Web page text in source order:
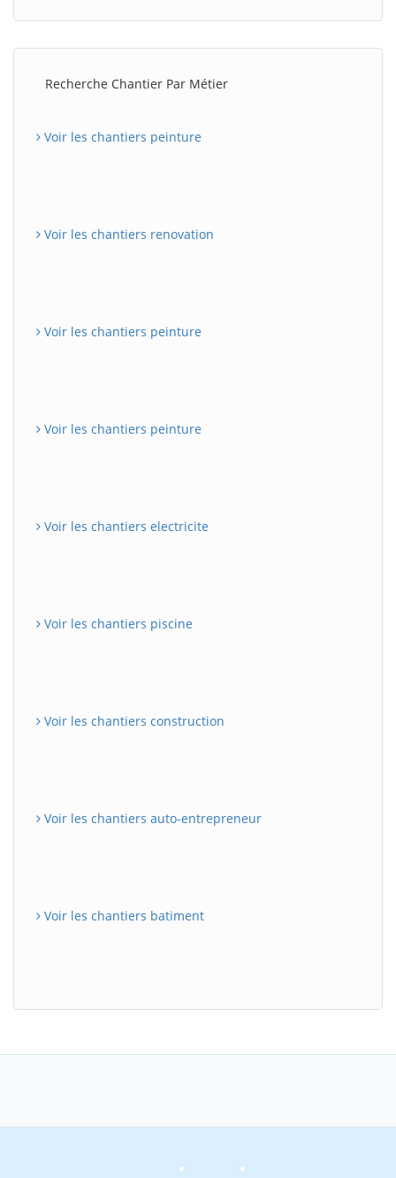
Recherche Chantier Par Métier
Voir les chantiers peinture
Voir les chantiers renovation
Voir les chantiers peinture
Voir les chantiers peinture
Voir les chantiers electricite
Voir les chantiers piscine
Voir les chantiers construction
Voir les chantiers auto-entrepreneur
Voir les chantiers batiment